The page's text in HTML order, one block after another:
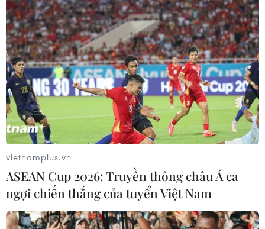
vietnamplus.vn
ASEAN Cup 2026: Truyền thông châu Á ca
ngợi chiến thắng của tuyển Việt Nam